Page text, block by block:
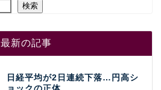
検索
最新の記事
日経平均が2日連続下落…円高シ